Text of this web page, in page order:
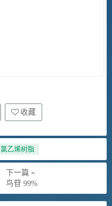
收藏
乙烯树脂
下一篇 »
鸟苷 99%